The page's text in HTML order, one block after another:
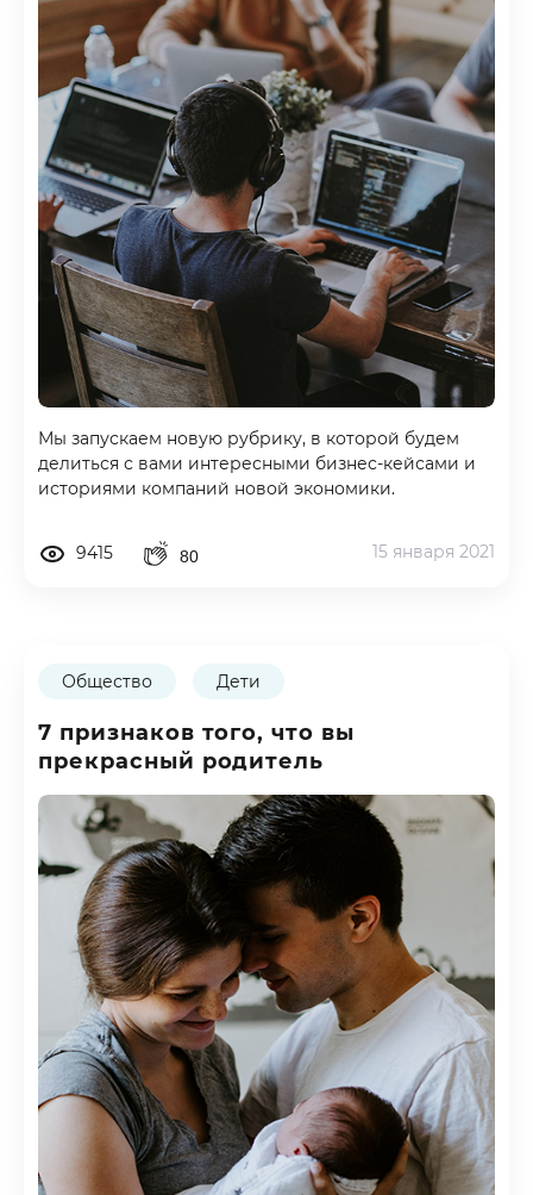
Мы запускаем новую рубрику, в которой будем
делиться с вами интересными бизнес-кейсами и
историями компаний новой экономики.
9415 80 15 января 2021
Общество Дети
7 признаков того, что вы
прекрасный родитель